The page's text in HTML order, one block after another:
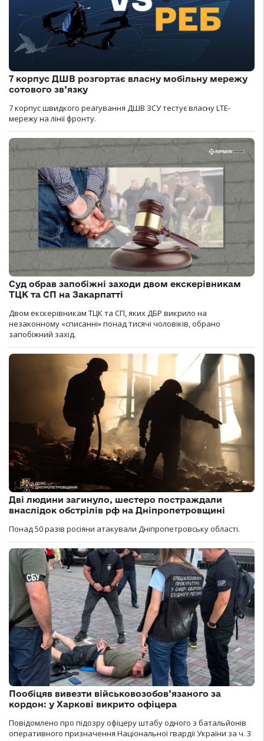
7 корпус ДШВ розгортає власну мобільну мережу
сотового зв’язку
7 корпус швидкого реагування ДШВ ЗСУ тестує власну LTE-
мережу на лінії фронту.
Суд обрав запобіжні заходи двом екскерівникам
ТЦК та СП на Закарпатті
Двом екскерівникам ТЦК та СП, яких ДБР викрило на
незаконному «списанні» понад тисячі чоловіків, обрано
запобіжний захід.
Дві людини загинуло, шестеро постраждали
внаслідок обстрілів рф на Дніпропетровщині
Понад 50 разів росіяни атакували Дніпропетровську області.
Пообіцяв вивезти військовозобов’язаного за
кордон: у Харкові викрито офіцера
Повідомлено про підозру офіцеру штабу одного з батальйонів
оперативного призначення Національної гвардії України за ч. 3